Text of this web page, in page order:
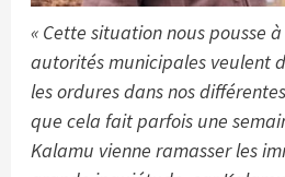
« Cette situation nous pousse
autorités municipales veulent
les ordures dans nos
que cela fait parfois une
Kalamu vienne ramasser les